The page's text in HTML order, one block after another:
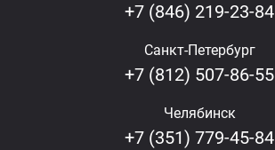
+7 (846) 219-23-84
Санкт-Петербург
+7 (812) 507-86-55
Челябинск
+7 (351) 779-45-84